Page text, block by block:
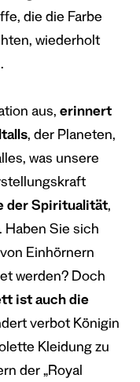
die die Farbe
wiederholt
aus, erinnert
, der Planeten,
was unsere
der Spiritualität,
Haben Sie sich
Einhörnern
werden? Doch
ist auch die
verbot Königin
Kleidung zu
der „Royal